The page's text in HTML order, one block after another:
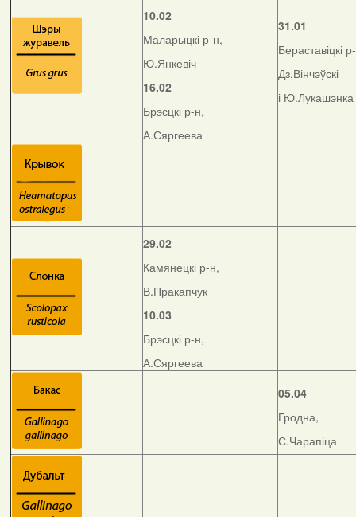
10.02
Маларыцкі р-н,
Ю.Янкевіч
16.02
Брэсцкі р-н,
А.Сяргеева
31.01
Бераставіцкі
Дз.Вінчэўскі
і Ю.Лукашэнка
29.02
Камянецкі р-н,
В.Пракапчук
10.03
Брэсцкі р-н,
А.Сяргеева
05.04
Гродна,
С.Чарапіца